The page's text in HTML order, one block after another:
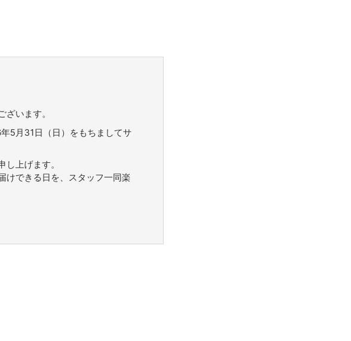
います。
5月31日（日）をもちましてサ
上げます。
けできる日を、スタッフ一同楽